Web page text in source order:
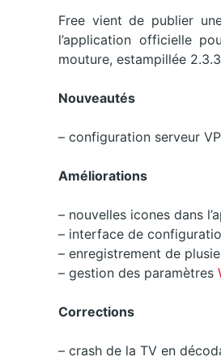
Free vient de publier
l’application officielle
mouture, estampillée
Nouveautés
– configuration serveur
Améliorations
– nouvelles icones dans
– interface de
– enregistrement de
– gestion des paramètres
Corrections
– crash de la TV en